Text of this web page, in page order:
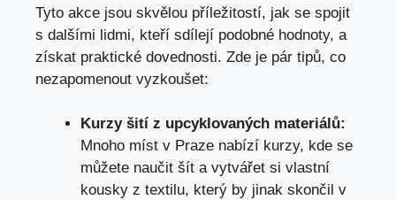
Tyto akce jsou skvělou příležitostí, jak se spojit
s dalšími lidmi, kteří sdílejí podobné hodnoty, a
získat praktické dovednosti. Zde je pár tipů, co
nezapomenout vyzkoušet:
Kurzy šití z upcyklovaných materiálů:
Mnoho míst v Praze nabízí kurzy, kde se
můžete naučit šít a vytvářet si vlastní
kousky z textilu, který by jinak skončil v